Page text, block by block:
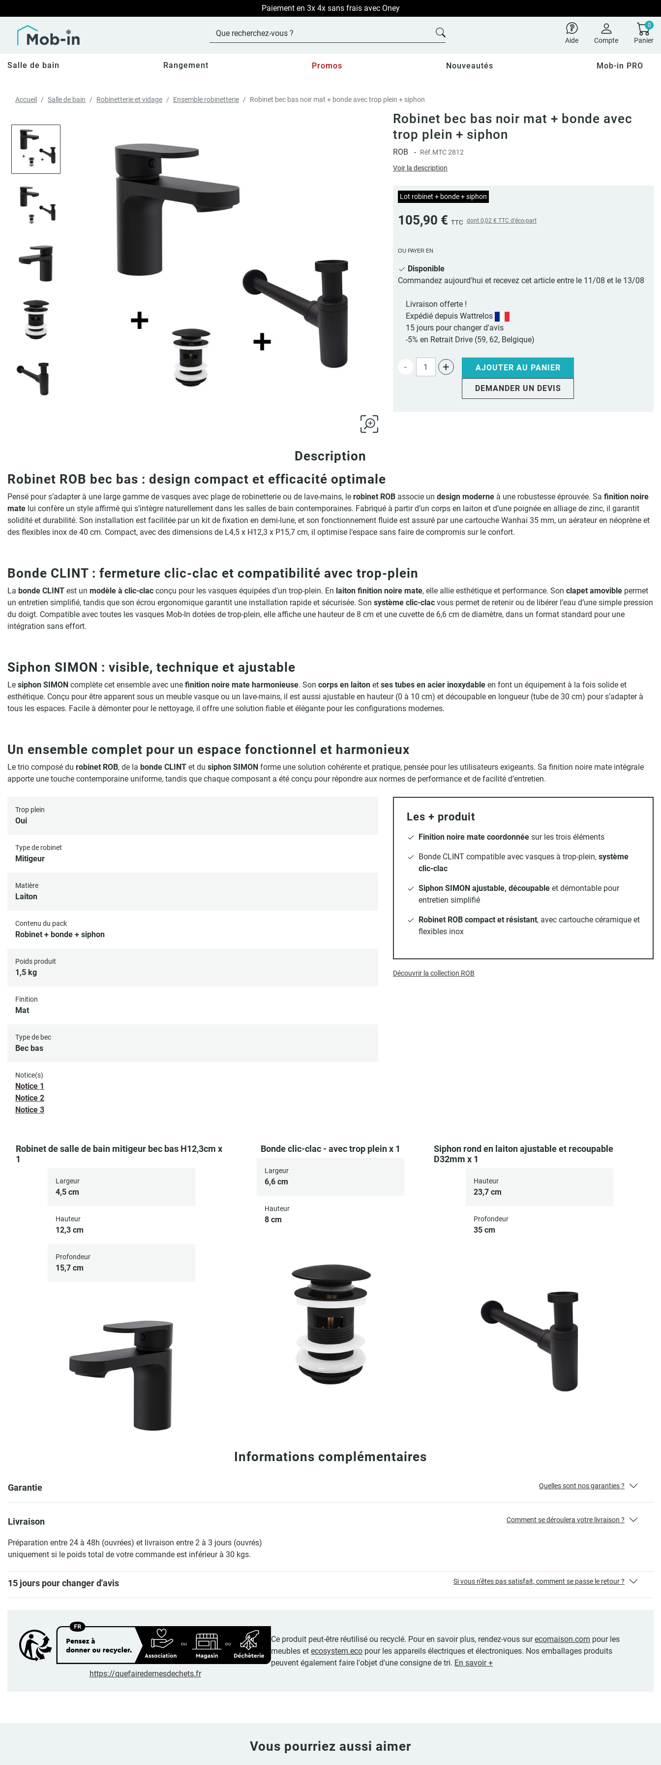
LIVRAISON OFFERTE sur TOUT le site !
Aide Compte
0
Panier
Salle de bain Rangement Promos Nouveautés Mob-in PRO
Accueil Salle de bain Robinetterie et vidage Ensemble robinetterie Robinet bec bas noir mat + bonde avec trop plein + siphon
Robinet bec bas noir mat + bonde avec
trop plein + siphon
ROB - Réf.MTC 2812
Voir la description
Lot robinet + bonde + siphon
105,90 € TTC dont 0,02 € TTC d'éco-part
OU PAYER EN
Disponible
Commandez aujourd'hui et recevez cet article entre le 11/08 et le 13/08
Livraison offerte !
Expédié depuis Wattrelos
15 jours pour changer d'avis
-5% en Retrait Drive (59, 62, Belgique)
- + AJOUTER AU PANIER
DEMANDER UN DEVIS
Description
Robinet ROB bec bas : design compact et efficacité optimale
Pensé pour s’adapter à une large gamme de vasques avec plage de robinetterie ou de lave-mains, le robinet ROB associe un design moderne à une robustesse éprouvée. Sa finition noire
mate lui confère un style affirmé qui s’intègre naturellement dans les salles de bain contemporaines. Fabriqué à partir d’un corps en laiton et d’une poignée en alliage de zinc, il garantit
solidité et durabilité. Son installation est facilitée par un kit de fixation en demi-lune, et son fonctionnement fluide est assuré par une cartouche Wanhai 35 mm, un aérateur en néoprène et
des flexibles inox de 40 cm. Compact, avec des dimensions de L4,5 x H12,3 x P15,7 cm, il optimise l’espace sans faire de compromis sur le confort.
Bonde CLINT : fermeture clic-clac et compatibilité avec trop-plein
La bonde CLINT est un modèle à clic-clac conçu pour les vasques équipées d’un trop-plein. En laiton finition noire mate, elle allie esthétique et performance. Son clapet amovible permet
un entretien simplifié, tandis que son écrou ergonomique garantit une installation rapide et sécurisée. Son système clic-clac vous permet de retenir ou de libérer l’eau d’une simple pression
du doigt. Compatible avec toutes les vasques Mob-In dotées de trop-plein, elle affiche une hauteur de 8 cm et une cuvette de 6,6 cm de diamètre, dans un format standard pour une
intégration sans effort.
Siphon SIMON : visible, technique et ajustable
Le siphon SIMON complète cet ensemble avec une finition noire mate harmonieuse. Son corps en laiton et ses tubes en acier inoxydable en font un équipement à la fois solide et
esthétique. Conçu pour être apparent sous un meuble vasque ou un lave-mains, il est aussi ajustable en hauteur (0 à 10 cm) et découpable en longueur (tube de 30 cm) pour s’adapter à
tous les espaces. Facile à démonter pour le nettoyage, il offre une solution fiable et élégante pour les configurations modernes.
Un ensemble complet pour un espace fonctionnel et harmonieux
Le trio composé du robinet ROB, de la bonde CLINT et du siphon SIMON forme une solution cohérente et pratique, pensée pour les utilisateurs exigeants. Sa finition noire mate intégrale
apporte une touche contemporaine uniforme, tandis que chaque composant a été conçu pour répondre aux normes de performance et de facilité d’entretien.
Trop plein
Oui
Type de robinet
Mitigeur
Matière
Laiton
Contenu du pack
Robinet + bonde + siphon
Poids produit
1,5 kg
Finition
Mat
Type de bec
Bec bas
Notice(s)
Notice 1
Notice 2
Notice 3
Les + produit
Finition noire mate coordonnéesur les trois éléments
Bonde CLINT compatible avec vasques à trop-plein, système
clic-clac
Siphon SIMON ajustable, découpableet démontable pour
entretien simplifié
Robinet ROB compact et résistant, avec cartouche céramique et
flexibles inox
Découvrir la collection ROB
Robinet de salle de bain mitigeur bec bas H12,3cm x
1
Largeur
4,5 cm
Hauteur
12,3 cm
Profondeur
15,7 cm
Bonde clic-clac - avec trop plein x 1
Largeur
6,6 cm
Hauteur
8 cm
Siphon rond en laiton ajustable et recoupable
D32mm x 1
Hauteur
23,7 cm
Profondeur
35 cm
Informations complémentaires
Garantie Quelles sont nos garanties ?
Livraison
Préparation entre 24 à 48h (ouvrées) et livraison entre 2 à 3 jours (ouvrés)
uniquement si le poids total de votre commande est inférieur à 30 kgs.
Comment se déroulera votre livraison ?
15 jours pour changer d'avis Si vous n'êtes pas satisfait, comment se passe le retour ?
https://quefairedemesdechets.fr
Ce produit peut-être réutilisé ou recyclé. Pour en savoir plus, rendez-vous surecomaison.com pour les
meubles etecosystem.eco pour les appareils électriques et électroniques. Nos emballages produits
peuvent également faire l'objet d'une consigne de tri. En savoir +
Vous pourriez aussi aimer